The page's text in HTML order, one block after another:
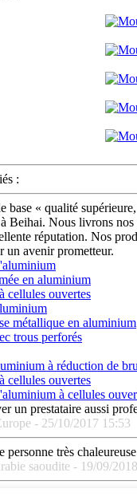
:
base « qualité
Beihai. Nous livrons
réputation. Nos
un avenir prometteur.
en aluminium
cellules ouvertes
métallique en aluminium
trous perforés
à réduction de
cellules ouvertes
à cellules
un prestataire aussi
- 25/10/2017 15:53
très
saoudite - 19/09/